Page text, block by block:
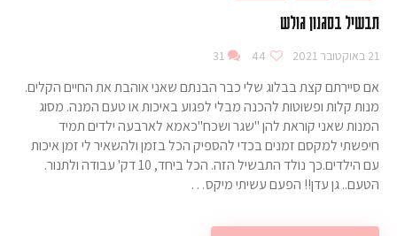
תבשיל בסגנון גולש
21 באוקטובר 2021 44
31
אם סיירתם קצת בבלוג שלי כבר הבנתם שאני אוהבת את החיים הקלים.
מנות קלות ופשוטות להכנה מבלי לפגוע באיכות או טעם המנה. מסוג
המנות שאני קוראת להן "שגר ושכח"כאמא לארבעה ילדים תמיד
חיפשתי למקסם זמנים בכדי להספיק הכל בזמן ולהשאיר לי זמן איכות
עם הילדים.כך נולד התבשיל הזה. הכל ביחד, 10 דק' עבודה ולתנור.
הטעם.. גן עדן!! הפעם עשיתי מיקס…